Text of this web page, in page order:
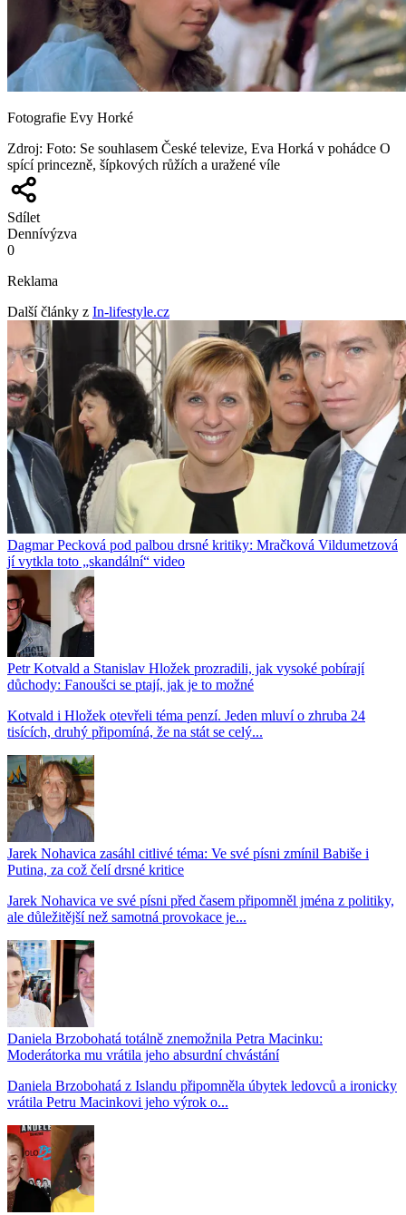
Fotografie Evy Horké
Zdroj: Foto: Se souhlasem České televize, Eva Horká v pohádce O
spící princezně, šípkových růžích a uražené víle
Sdílet
Dennívýzva
0
Reklama
Další články z In-lifestyle.cz
Dagmar Pecková pod palbou drsné kritiky: Mračková Vildumetzová
jí vytkla toto „skandální“ video
Petr Kotvald a Stanislav Hložek prozradili, jak vysoké pobírají
důchody: Fanoušci se ptají, jak je to možné
Kotvald i Hložek otevřeli téma penzí. Jeden mluví o zhruba 24
tisících, druhý připomíná, že na stát se celý...
Jarek Nohavica zasáhl citlivé téma: Ve své písni zmínil Babiše i
Putina, za což čelí drsné kritice
Jarek Nohavica ve své písni před časem připomněl jména z politiky,
ale důležitější než samotná provokace je...
Daniela Brzobohatá totálně znemožnila Petra Macinku:
Moderátorka mu vrátila jeho absurdní chvástání
Daniela Brzobohatá z Islandu připomněla úbytek ledovců a ironicky
vrátila Petru Macinkovi jeho výrok o...